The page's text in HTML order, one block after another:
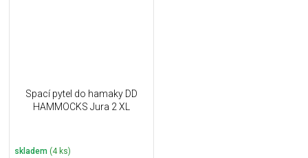
Spací pytel do hamaky DD
HAMMOCKS Jura 2 XL
skladem (4 ks)